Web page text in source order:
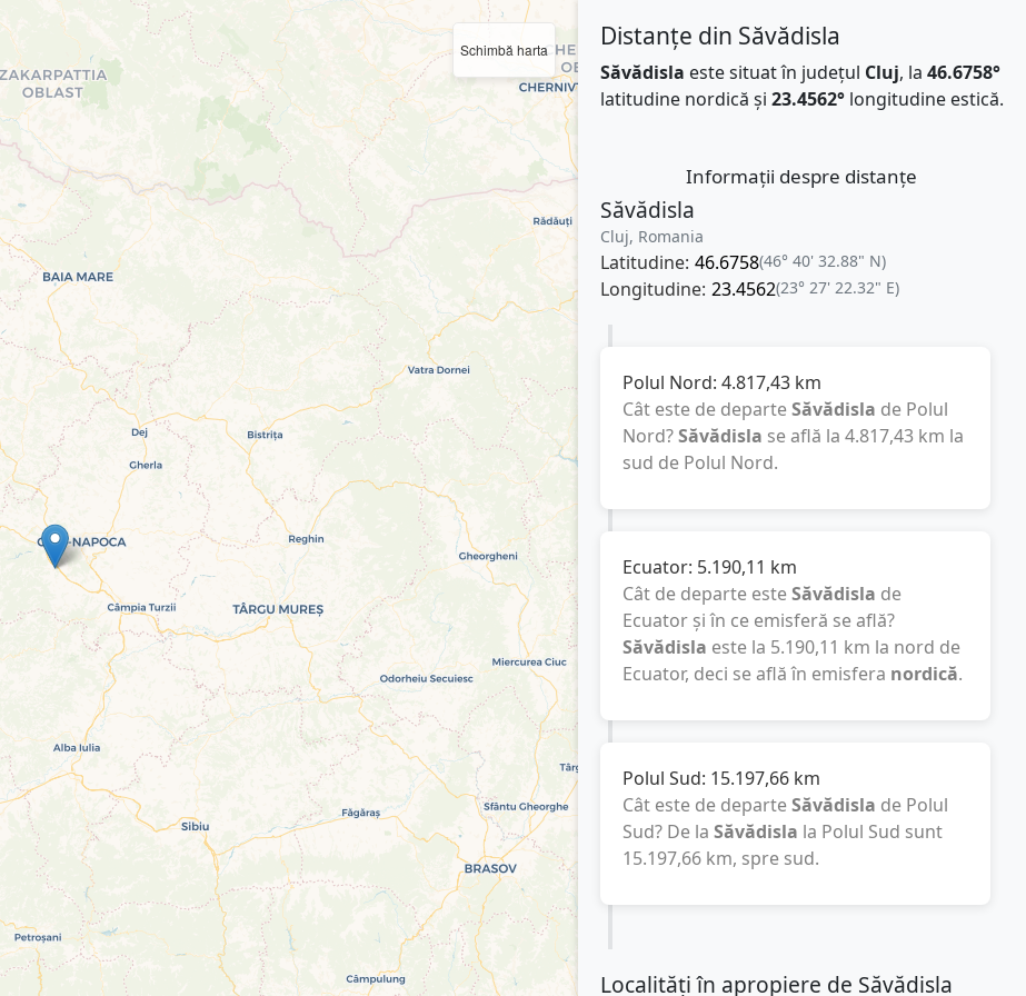
Schimbă harta Distanțe din Săvădisla
Săvădisla este situat în județul Cluj, la 46.6758°
latitudine nordică și 23.4562°longitudine estică.
Informații despre distanțe
Săvădisla
Cluj, Romania
Latitudine: 46.6758(46° 40' 32.88" N)
Longitudine: 23.4562(23° 27' 22.32" E)
Polul Nord: 4.817,43 km
Cât este de departeSăvădisla de Polul
Nord?Săvădisla se află la 4.817,43 km la
sud de Polul Nord.
Ecuator: 5.190,11 km
Cât de departe esteSăvădisla de
Ecuator și în ce emisferă se află?
Săvădisla este la 5.190,11 km la nord de
Ecuator, deci se află în emisfera nordică.
Polul Sud: 15.197,66 km
Cât este de departeSăvădisla de Polul
Sud? De la Săvădisla la Polul Sud sunt
15.197,66 km, spre sud.
Localități în apropiere de Săvădisla